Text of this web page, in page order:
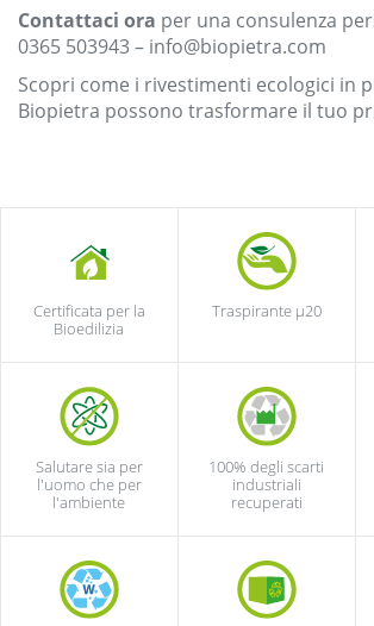
Contattaci ora per una consulenza
0365 503943– info@biopietra.com
Scopri come i rivestimenti ecologici in
Biopietra possono trasformare il tuo
Certificata per la
Bioedilizia
Traspirante µ20
Salutare sia per
l'uomo che per
l'ambiente
100% degli scarti
industriali
recuperati